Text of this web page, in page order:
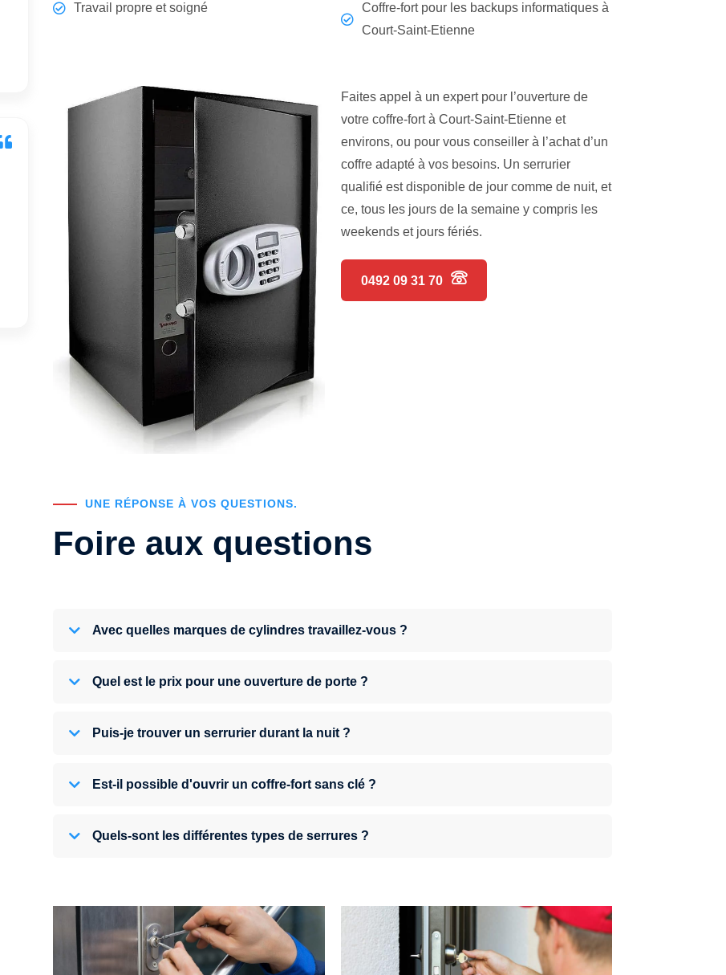
Travail propre et soigné
Coffre-fort pour les backups informatiques à
Court-Saint-Etienne
Faites appel à un expert pour l’ouverture de
votre coffre-fort à Court-Saint-Etienne et
environs, ou pour vous conseiller à l’achat d’un
coffre adapté à vos besoins. Un serrurier
qualifié est disponible de jour comme de nuit, et
ce, tous les jours de la semaine y compris les
weekends et jours fériés.
0492 09 31 70
UNE RÉPONSE À VOS QUESTIONS.
Foire aux questions
Avec quelles marques de cylindres travaillez-vous ?
Quel est le prix pour une ouverture de porte ?
Puis-je trouver un serrurier durant la nuit ?
Est-il possible d'ouvrir un coffre-fort sans clé ?
Quels-sont les différentes types de serrures ?
Vous avez perdu vos clés ou la porte s'est
refermée derrière vous ? Un serrurier est
Un serrurier sera en mesure de choisir et
remplacer un cylindre standard, à 5